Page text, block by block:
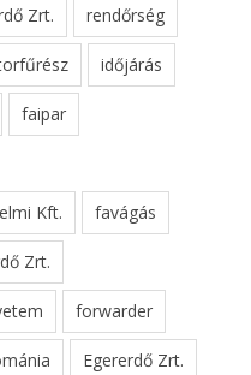
Zrt. rendőrség
időjárás
faipar
Kft. favágás
Zrt.
forwarder
Egererdő Zrt.